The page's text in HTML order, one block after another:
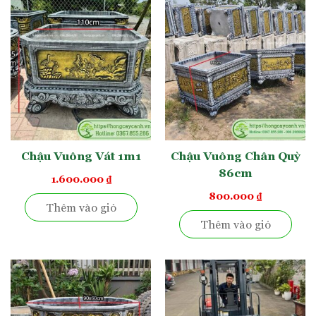
Chậu Vuông Vát 1m1
1.600.000 ₫
Thêm vào giỏ
Chậu Vuông Chân Quỳ
86cm
800.000 ₫
Thêm vào giỏ